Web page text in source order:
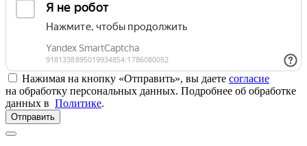
Нажимая на кнопку «Отправить», вы даете согласие
на обработку персональных данных. Подробнее об обработке
данных в Политике.
Отправить